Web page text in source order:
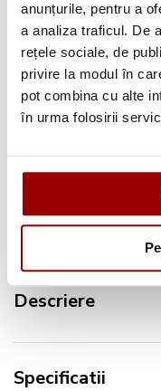
anunțurile, pentru a
a analiza traficul. De
rețele sociale, de
privire la modul în
pot combina cu alte
în urma folosirii
Consultanta
Deschidere
Pana la12 rate
Retur in 14 zile
Urmareste-ne pe:
Descriere
Specificatii